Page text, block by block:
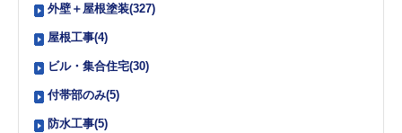
外壁＋屋根塗装(327)
屋根工事(4)
ビル・集合住宅(30)
付帯部のみ(5)
防水工事(5)